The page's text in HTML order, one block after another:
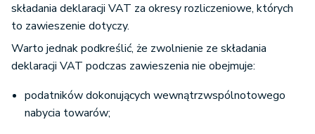
składania deklaracji VAT za okresy rozliczeniowe, których
to zawieszenie dotyczy.
Warto jednak podkreślić, że zwolnienie ze składania
deklaracji VAT podczas zawieszenia nie obejmuje:
podatników dokonujących wewnątrzwspólnotowego
nabycia towarów;